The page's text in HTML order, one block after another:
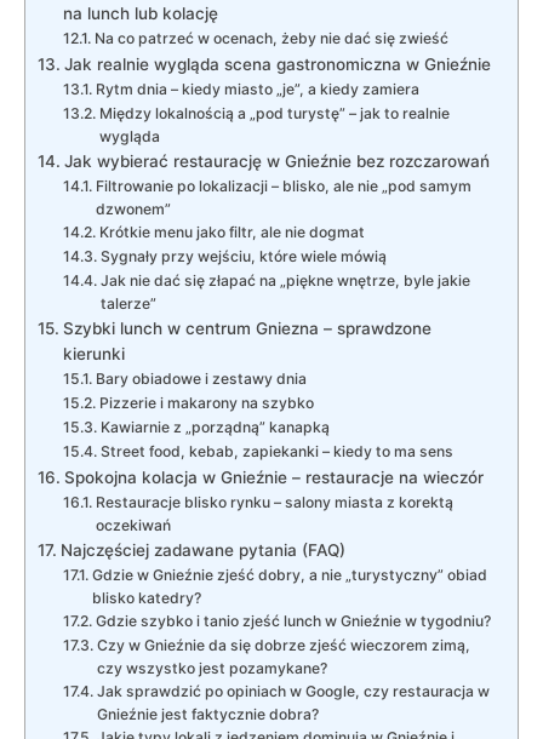
na lunch lub kolację
Na co patrzeć w ocenach, żeby nie dać się zwieść
Jak realnie wygląda scena gastronomiczna w Gnieźnie
Rytm dnia – kiedy miasto „je”, a kiedy zamiera
Między lokalnością a „pod turystę” – jak to realnie
wygląda
Jak wybierać restaurację w Gnieźnie bez rozczarowań
Filtrowanie po lokalizacji – blisko, ale nie „pod samym
dzwonem”
Krótkie menu jako filtr, ale nie dogmat
Sygnały przy wejściu, które wiele mówią
Jak nie dać się złapać na „piękne wnętrze, byle jakie
talerze”
Szybki lunch w centrum Gniezna – sprawdzone
kierunki
Bary obiadowe i zestawy dnia
Pizzerie i makarony na szybko
Kawiarnie z „porządną” kanapką
Street food, kebab, zapiekanki – kiedy to ma sens
Spokojna kolacja w Gnieźnie – restauracje na wieczór
Restauracje blisko rynku – salony miasta z korektą
oczekiwań
Najczęściej zadawane pytania (FAQ)
Gdzie w Gnieźnie zjeść dobry, a nie „turystyczny” obiad
blisko katedry?
Gdzie szybko i tanio zjeść lunch w Gnieźnie w tygodniu?
Czy w Gnieźnie da się dobrze zjeść wieczorem zimą,
czy wszystko jest pozamykane?
Jak sprawdzić po opiniach w Google, czy restauracja w
Gnieźnie jest faktycznie dobra?